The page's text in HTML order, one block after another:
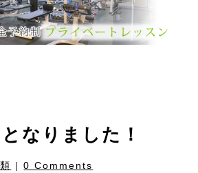
なりました！
|0 Comments